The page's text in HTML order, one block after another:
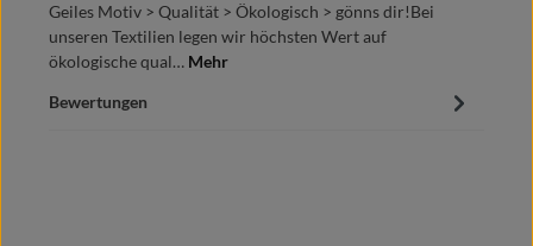
Geiles Motiv > Qualität > Ökologisch > gönns dir!Bei
unseren Textilien legen wir höchsten Wert auf
ökologische qual… Mehr
Bewertungen